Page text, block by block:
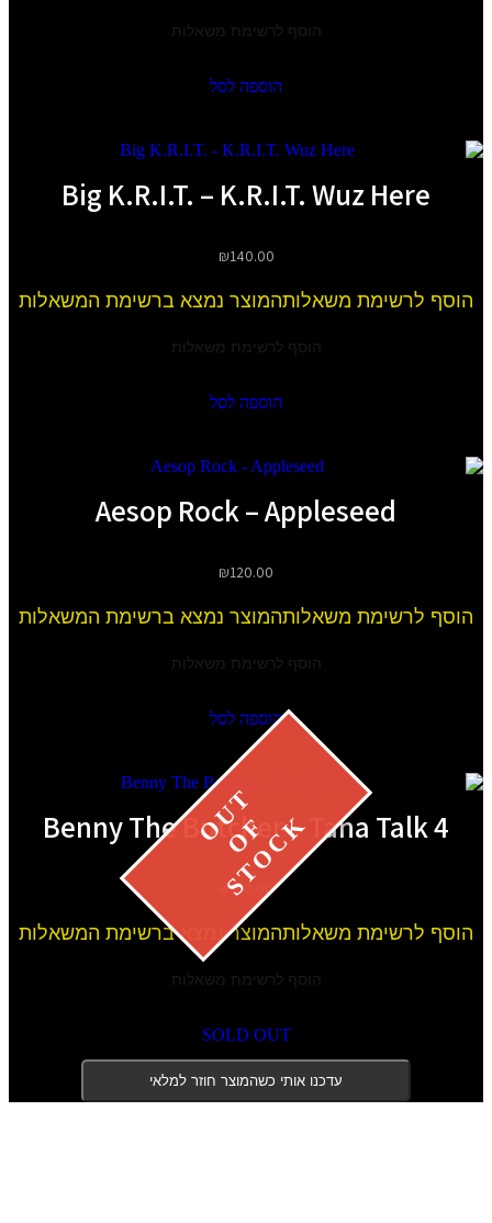
הוסף לרשימת משאלות
הוספה לסל
Big K.R.I.T. – K.R.I.T. Wuz Here
₪140.00
הוסף לרשימת משאלותהמוצר נמצא ברשימת המשאלות
הוסף לרשימת משאלות
הוספה לסל
Aesop Rock – Appleseed
₪120.00
הוסף לרשימת משאלותהמוצר נמצא ברשימת המשאלות
הוסף לרשימת משאלות
הוספה לסל
Benny The Butcher – Tana Talk 4
₪160.00
הוסף לרשימת משאלותהמוצר נמצא ברשימת המשאלות
הוסף לרשימת משאלות
SOLD OUT
עדכנו אותי כשהמוצר חוזר למלאי